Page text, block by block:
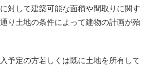
対して建築可能な面積や間取りに関す
り土地の条件によって建物の計画が殆
予定の方若しくは既に土地を所有して